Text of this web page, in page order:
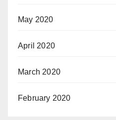
May 2020
April 2020
March 2020
February 2020